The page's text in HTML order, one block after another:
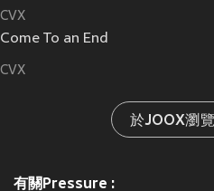
CVX
Come To an End
CVX
於JOOX瀏
有關Pressure :